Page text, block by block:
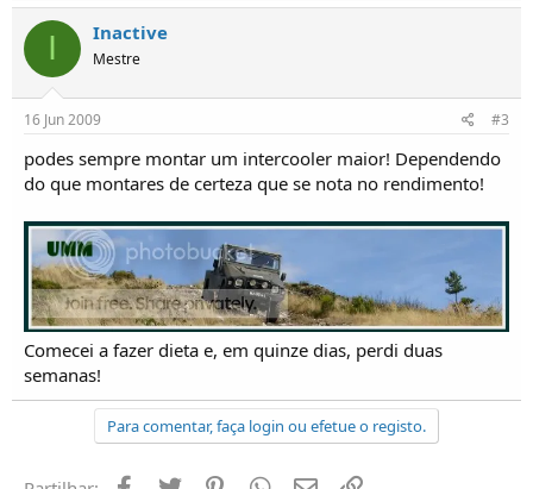
I Inactive
Mestre
16 Jun 2009 #3
podes sempre montar um intercooler maior! Dependendo
do que montares de certeza que se nota no rendimento!
Comecei a fazer dieta e, em quinze dias, perdi duas
semanas!
Para comentar, faça login ou efetue o registo.